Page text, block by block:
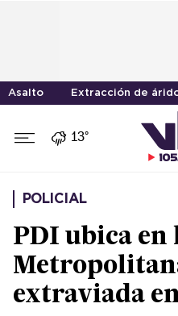
Asalto Extracción de
13°
POLICIAL
PDI ubica en
extraviada